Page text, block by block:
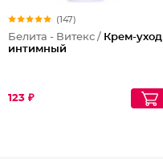
(147)
Белита - Витекс / Крем-уход
интимный
123 ₽